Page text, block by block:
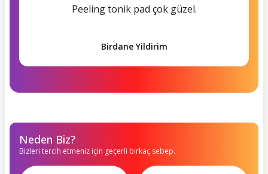
Peeling tonik pad çok güzel.
Birdane Yildirim
Neden Biz?
Bizleri tercih etmeniz için geçerli birkaç sebep.